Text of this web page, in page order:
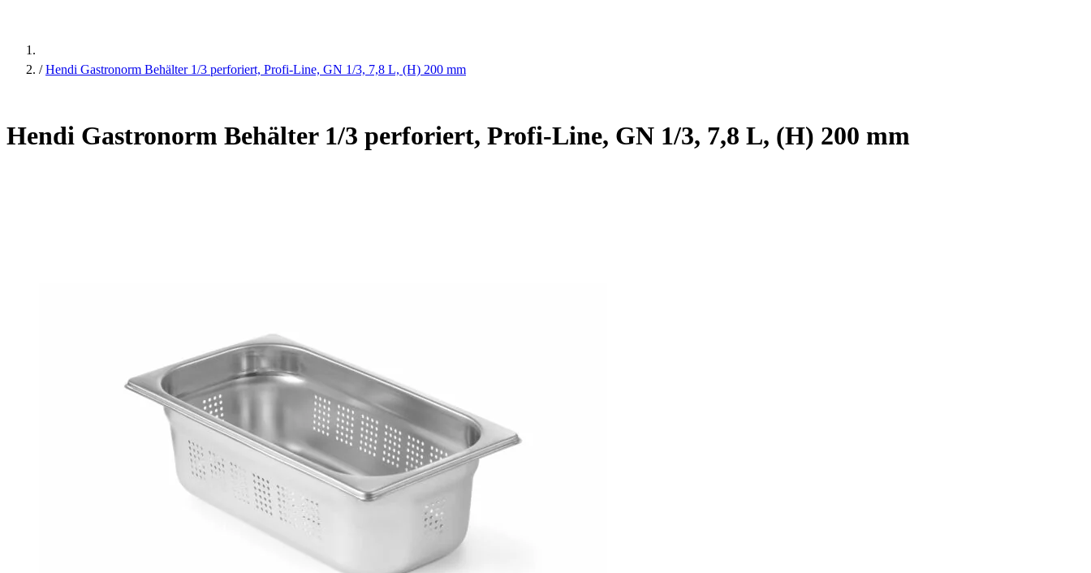
/ Hendi Gastronorm Behälter 1/3 perforiert, Profi-Line, GN 1/3, 7,8 L, (H) 200 mm
Hendi Gastronorm Behälter 1/3 perforiert, Profi-Line, GN 1/3, 7,8 L, (H) 200 mm